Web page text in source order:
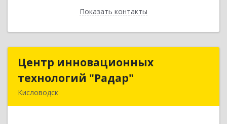
Показать контакты
Назад
Центр инновационных
технологий "Радар"
Кисловодск
Центр инновационных
технологий "Радар"